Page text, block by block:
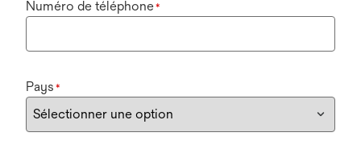
Numéro de téléphone*
Pays *